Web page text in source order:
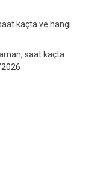
kaçta ve hangi
saat kaçta